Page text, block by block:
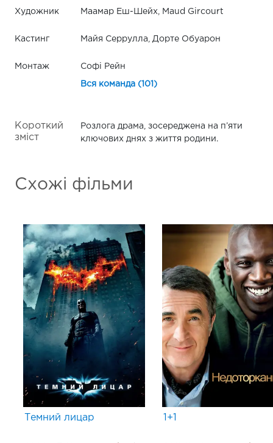
Художник Маамар Еш-Шейх, Maud Gircourt
Кастинг Майя Серрулла, Дорте Обуарон
Монтаж Софі Рейн
Вся команда (101)
Короткий
зміст
Розлога драма, зосереджена на п’яти
ключових днях з життя родини.
Схожі фільми
Темний лицар 1+1